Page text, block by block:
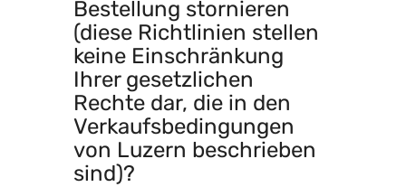
Bestellung stornieren
(diese Richtlinien stellen
keine Einschränkung
Ihrer gesetzlichen
Rechte dar, die in den
Verkaufsbedingungen
von Luzern beschrieben
sind)?